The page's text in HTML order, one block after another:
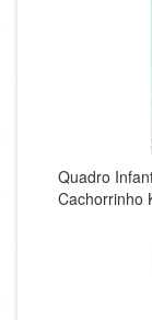
Quadro
Cachorrinho